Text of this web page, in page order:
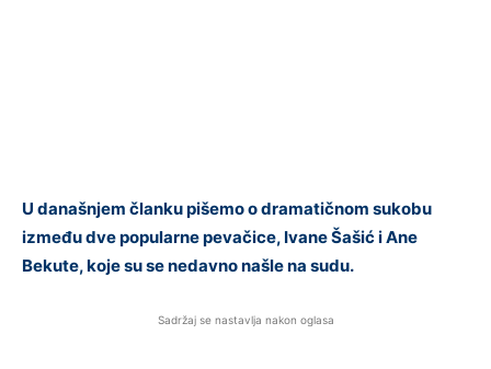
U današnjem članku pišemo o dramatičnom sukobu
između dve popularne pevačice, Ivane Šašić i Ane
Bekute, koje su se nedavno našle na sudu.
Sadržaj se nastavlja nakon oglasa